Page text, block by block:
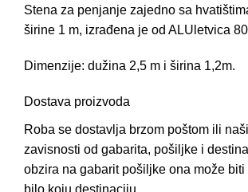
Stena za penjanje zajedno sa
širine 1 m, izrađena je od ALUletvica
Dimenzije: dužina 2,5 m i širina 1,2m.
Dostava proizvoda
Roba se dostavlja brzom poštom ili
zavisnosti od gabarita, pošiljke i
obzira na gabarit pošiljke ona može biti